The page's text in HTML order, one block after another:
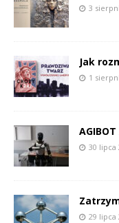
3
Jak
1
30 lipca
29 lipca